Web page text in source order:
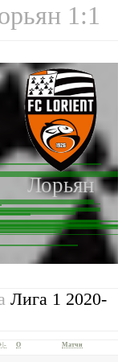
1:1
Лорьян
2021
Лига 1 2020-
О Матчи